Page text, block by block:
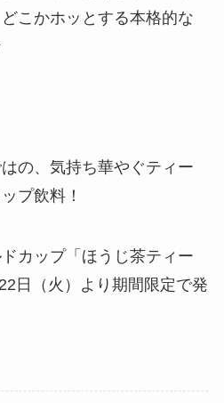
こかホッとする本格的な
の、気持ち華やぐティー
プ飲料！
カップ「ほうじ茶ティー
日（火）より期間限定で発